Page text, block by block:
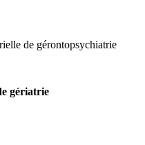
de gérontopsychiatrie
gériatrie